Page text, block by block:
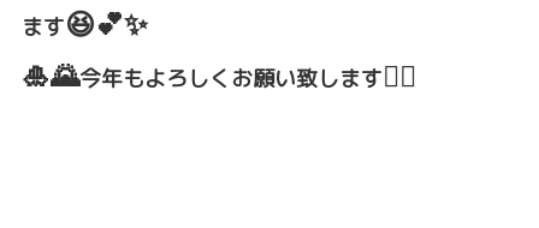
ます😆💕✨
🎍🌄今年もよろしくお願い致します🙇‍♀️